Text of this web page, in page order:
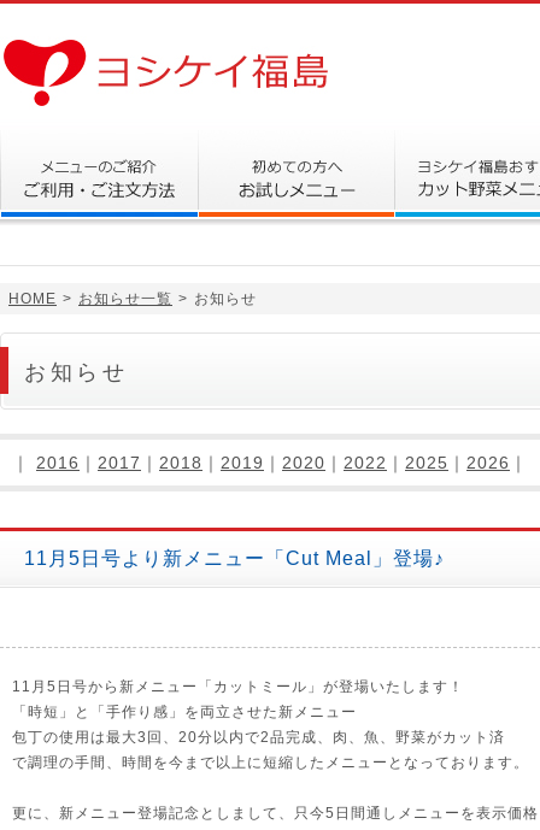
HOME > お知らせ一覧 > お知らせ
お知らせ
｜ 2016 ｜ 2017 ｜ 2018 ｜ 2019 ｜ 2020 ｜ 2022 ｜ 2025 ｜ 2026 ｜
11月5日号より新メニュー「Cut Meal」登場♪
11月5日号から新メニュー「カットミール」が登場いたします！
「時短」と「手作り感」を両立させた新メニュー
包丁の使用は最大3回、20分以内で2品完成、肉、魚、野菜がカット済
で調理の手間、時間を今まで以上に短縮したメニューとなっております。
更に、新メニュー登場記念としまして、只今5日間通しメニューを表示価